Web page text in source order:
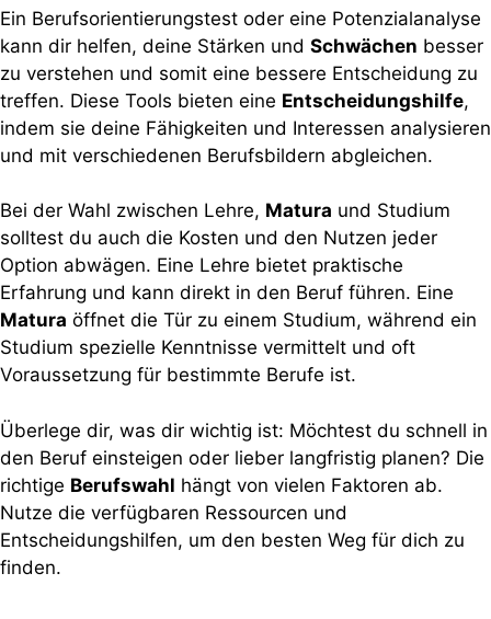
Ein Berufsorientierungstest oder eine Potenzialanalyse
kann dir helfen, deine Stärken und Schwächen besser
zu verstehen und somit eine bessere Entscheidung zu
treffen. Diese Tools bieten eine Entscheidungshilfe,
indem sie deine Fähigkeiten und Interessen analysieren
und mit verschiedenen Berufsbildern abgleichen.
Bei der Wahl zwischen Lehre, Matura und Studium
solltest du auch die Kosten und den Nutzen jeder
Option abwägen. Eine Lehre bietet praktische
Erfahrung und kann direkt in den Beruf führen. Eine
Matura öffnet die Tür zu einem Studium, während ein
Studium spezielle Kenntnisse vermittelt und oft
Voraussetzung für bestimmte Berufe ist.
Überlege dir, was dir wichtig ist: Möchtest du schnell in
den Beruf einsteigen oder lieber langfristig planen? Die
richtige Berufswahl hängt von vielen Faktoren ab.
Nutze die verfügbaren Ressourcen und
Entscheidungshilfen, um den besten Weg für dich zu
finden.